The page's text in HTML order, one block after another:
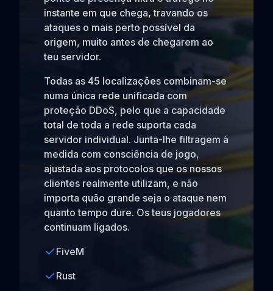
instante em que chega, travando os
ataques o mais perto possível da
origem, muito antes de chegarem ao
teu servidor.
Todas as 45 localizações combinam-se
numa única rede unificada com
proteção DDoS, pelo que a capacidade
total de toda a rede suporta cada
servidor individual. Junta-lhe filtragem à
medida com consciência de jogo,
ajustada aos protocolos que os nossos
clientes realmente utilizam, e não
importa quão grande seja o ataque nem
quanto tempo dure. Os teus jogadores
continuam ligados.
FiveM
Rust